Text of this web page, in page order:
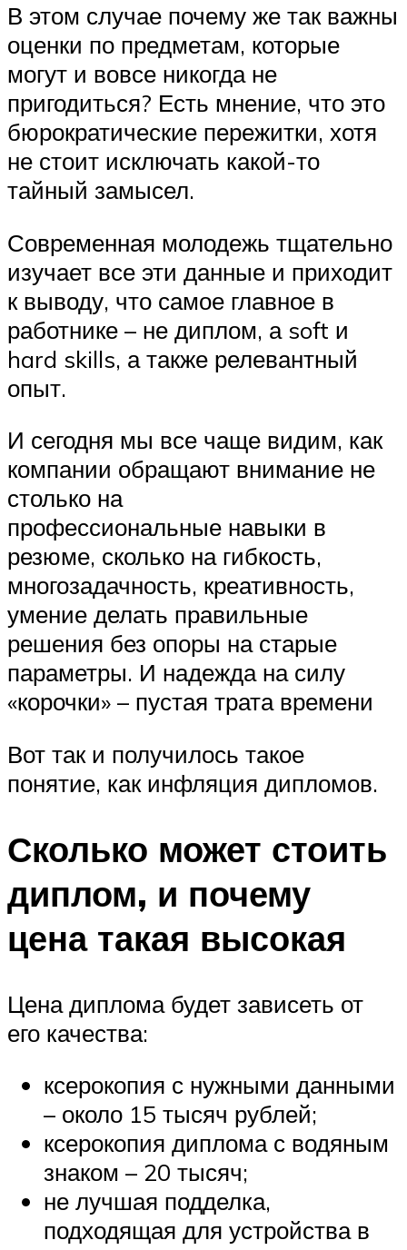
В этом случае почему же так важны
оценки по предметам, которые
могут и вовсе никогда не
пригодиться? Есть мнение, что это
бюрократические пережитки, хотя
не стоит исключать какой-то
тайный замысел.
Современная молодежь тщательно
изучает все эти данные и приходит
к выводу, что самое главное в
работнике – не диплом, а soft и
hard skills, а также релевантный
опыт.
И сегодня мы все чаще видим, как
компании обращают внимание не
столько на
профессиональные навыки в
резюме, сколько на гибкость,
многозадачность, креативность,
умение делать правильные
решения без опоры на старые
параметры. И надежда на силу
«корочки» – пустая трата времени
Вот так и получилось такое
понятие, как инфляция дипломов.
Сколько может стоить
диплом, и почему
цена такая высокая
Цена диплома будет зависеть от
его качества:
ксерокопия с нужными данными
– около 15 тысяч рублей;
ксерокопия диплома с водяным
знаком – 20 тысяч;
не лучшая подделка,
подходящая для устройства в